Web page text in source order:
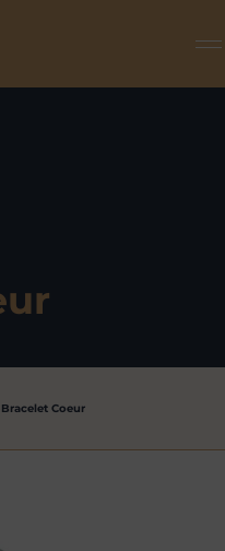
Bracelet Coeur